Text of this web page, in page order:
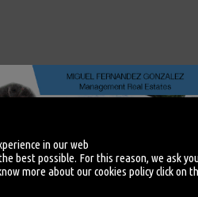
in our web
best possible. For this reason, we ask
more about our cookies policy click on